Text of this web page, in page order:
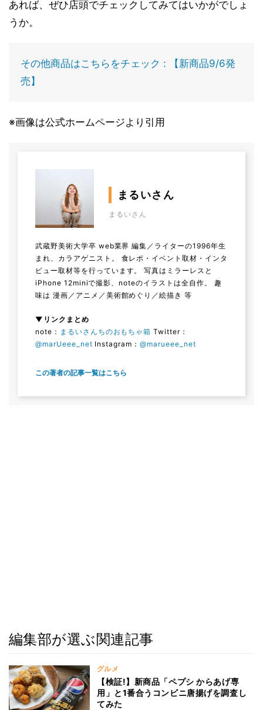
あれば、ぜひ店頭でチェックしてみてはいかがでしょ
うか。
その他商品はこちらをチェック : 【新商品9/6発
売】
※画像は公式ホームページより引用
まるいさん
まるいさん
武蔵野美術大学卒 web業界 編集／ライターの1996年生
まれ、カラアゲニスト。 食レポ・イベント取材・インタ
ビュー取材等を行っています。 写真はミラーレスと
iPhone 12miniで撮影、noteのイラストは全自作。 趣
味は 漫画／アニメ／美術館めぐり／絵描き 等
▼リンクまとめ
note： まるいさんちのおもちゃ箱 Twitter：
@marUeee_net Instagram：@marueee_net
この著者の記事一覧はこちら
編集部が選ぶ関連記事
グルメ
【検証!】新商品「ペプシ からあげ専
用」と1番合うコンビニ唐揚げを調査し
てみた